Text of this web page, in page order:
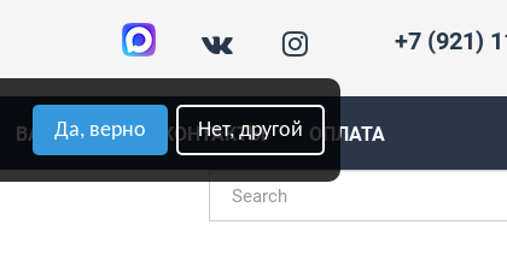
Да, верно Нет, другой
+7 (921)
ВАКАНСИИ КОНТАКТЫ ОПЛАТА